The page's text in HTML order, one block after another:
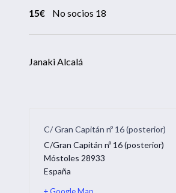
15€ No socios 18
Janaki Alcalá
C/ Gran Capitán nº 16 (posterior)
C/Gran Capitán nº 16 (posterior)
Móstoles 28933
España